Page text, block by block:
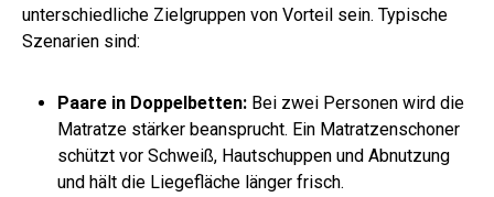
unterschiedliche Zielgruppen von Vorteil sein. Typische
Szenarien sind:
Paare in Doppelbetten: Bei zwei Personen wird die
Matratze stärker beansprucht. Ein Matratzenschoner
schützt vor Schweiß, Hautschuppen und Abnutzung
und hält die Liegefläche länger frisch.